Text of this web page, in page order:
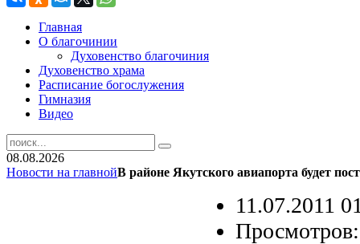
Главная
О благочинии
Духовенство благочиния
Духовенство храма
Расписание богослужения
Гимназия
Видео
08.08.2026
Новости на главнойВ районе Якутского авиапорта будет
11.07.2011